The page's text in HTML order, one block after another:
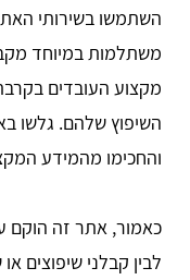
השתמשו בשירותי
משתלמות במיוחד
מקצוע העובדים
השיפוץ שלהם. גלשו
והחכימו מהמידע
כאמור, אתר זה הוקם
לבין קבלני שיפוצים